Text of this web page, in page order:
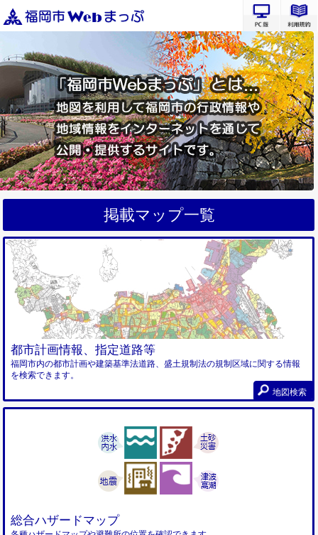
PC版サ
掲載マップ一覧
都市計画情報、指定道路等
福岡市内の都市計画や建築基準法道路、盛土規制法の規制区域に関する情報
を検索できます。
地図検索
総合ハザードマップ